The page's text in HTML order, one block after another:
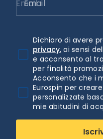
Email
Dichiaro di avere
privacy. ai sensi
e acconsento al
per finalità
Acconsento che i
Eurospin per
personalizzate
mie abitudini di